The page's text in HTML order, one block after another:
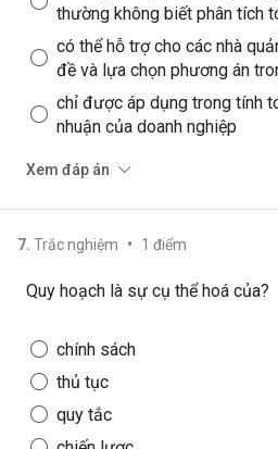
thường không biết phân tích
có thể hỗ trợ cho các nhà
đề và lựa chọn phương án
chỉ được áp dụng trong tính
nhuận của doanh nghiệp
Xem đáp án
7. Trắc nghiệm • 1 điểm
Quy hoạch là sự cụ thể hoá của?
chính sách
thủ tục
quy tắc